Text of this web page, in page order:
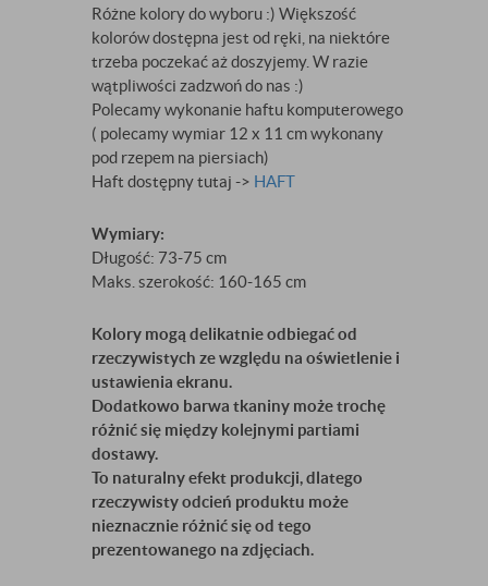
Różne kolory do wyboru :) Większość
kolorów dostępna jest od ręki, na niektóre
trzeba poczekać aż doszyjemy. W razie
wątpliwości zadzwoń do nas :)
Polecamy wykonanie haftu komputerowego
( polecamy wymiar 12 x 11 cm wykonany
pod rzepem na piersiach)
Haft dostępny tutaj -> HAFT
Wymiary:
Długość: 73-75 cm
Maks. szerokość: 160-165 cm
Kolory mogą delikatnie odbiegać od
rzeczywistych ze względu na oświetlenie i
ustawienia ekranu.
Dodatkowo barwa tkaniny może trochę
różnić się między kolejnymi partiami
dostawy.
To naturalny efekt produkcji, dlatego
rzeczywisty odcień produktu może
nieznacznie różnić się od tego
prezentowanego na zdjęciach.